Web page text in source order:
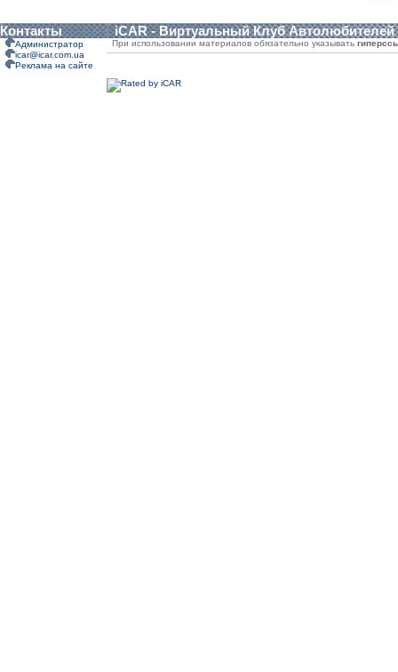
Контакты iCAR - Виртуальный Клуб Автолюбителей
Администратор
icar@icar.com.ua
Реклама на сайте
При использовании материалов обязательно указывать